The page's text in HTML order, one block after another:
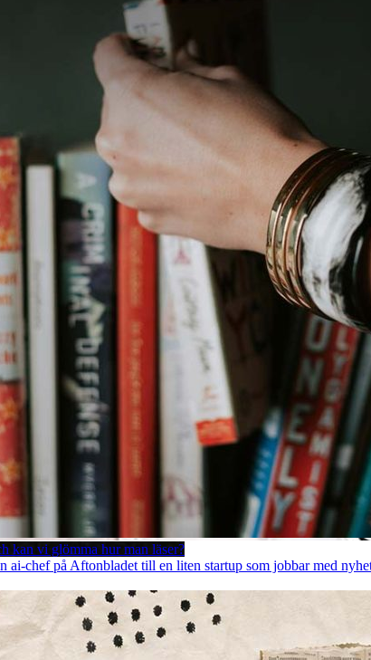
kan vi glömma hur man läser?
chef på Aftonbladet till en liten startup som jobbar med